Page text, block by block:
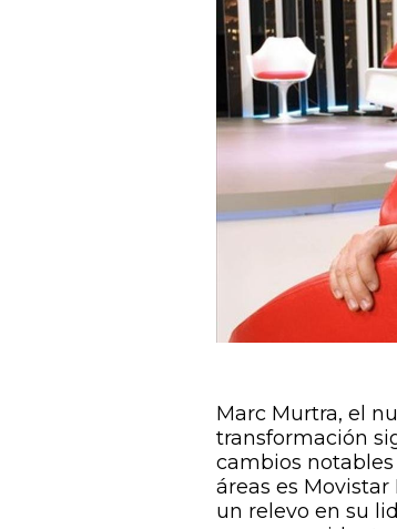
Marc Murtra, el
transformación
cambios
áreas es
un relevo en su